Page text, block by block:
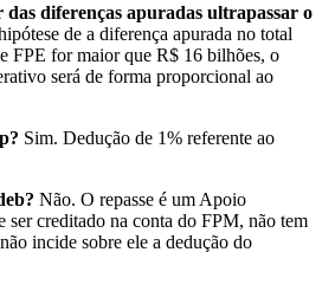
das diferenças apuradas ultrapassar o
de a diferença apurada no total
FPE for maior que R$ 16 bilhões, o
será de forma proporcional ao
Sim. Dedução de 1% referente ao
Não. O repasse é um Apoio
ser creditado na conta do FPM, não tem
incide sobre ele a dedução do